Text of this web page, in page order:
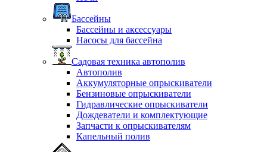
Бассейны
Бассейны и аксессуары
Насосы для бассейна
Садовая техника автополив
Автополив
Аккумуляторные опрыскиватели
Бензиновые опрыскиватели
Гидравлические опрыскиватели
Дождеватели и комплектующие
Запчасти к опрыскивателям
Капельный полив